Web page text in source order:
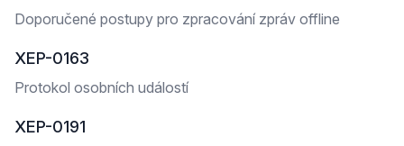
Doporučené postupy pro zpracování zpráv offline
XEP-0163
Protokol osobních událostí
XEP-0191